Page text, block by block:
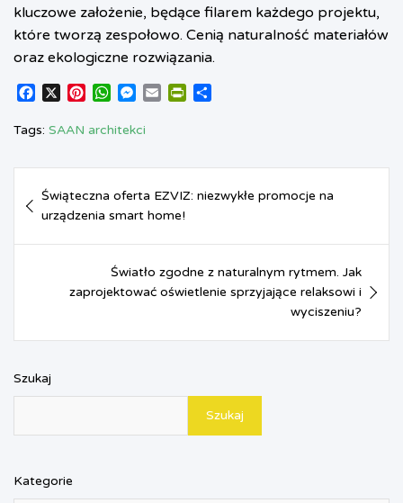
kluczowe założenie, będące filarem każdego projektu,
które tworzą zespołowo. Cenią naturalność materiałów
oraz ekologiczne rozwiązania.
c
b
o
k
X
n
e
e
s
W
a
s
p
p
M
s
e
g
e
l
t
r
d
l
e
Tags: SAAN architekci
wpisu
Świąteczna oferta EZVIZ: niezwykłe promocje na
urządzenia smart home!
Światło zgodne z naturalnym rytmem. Jak
zaprojektować oświetlenie sprzyjające relaksowi i
wyciszeniu?
Szukaj
Szukaj
Kategorie